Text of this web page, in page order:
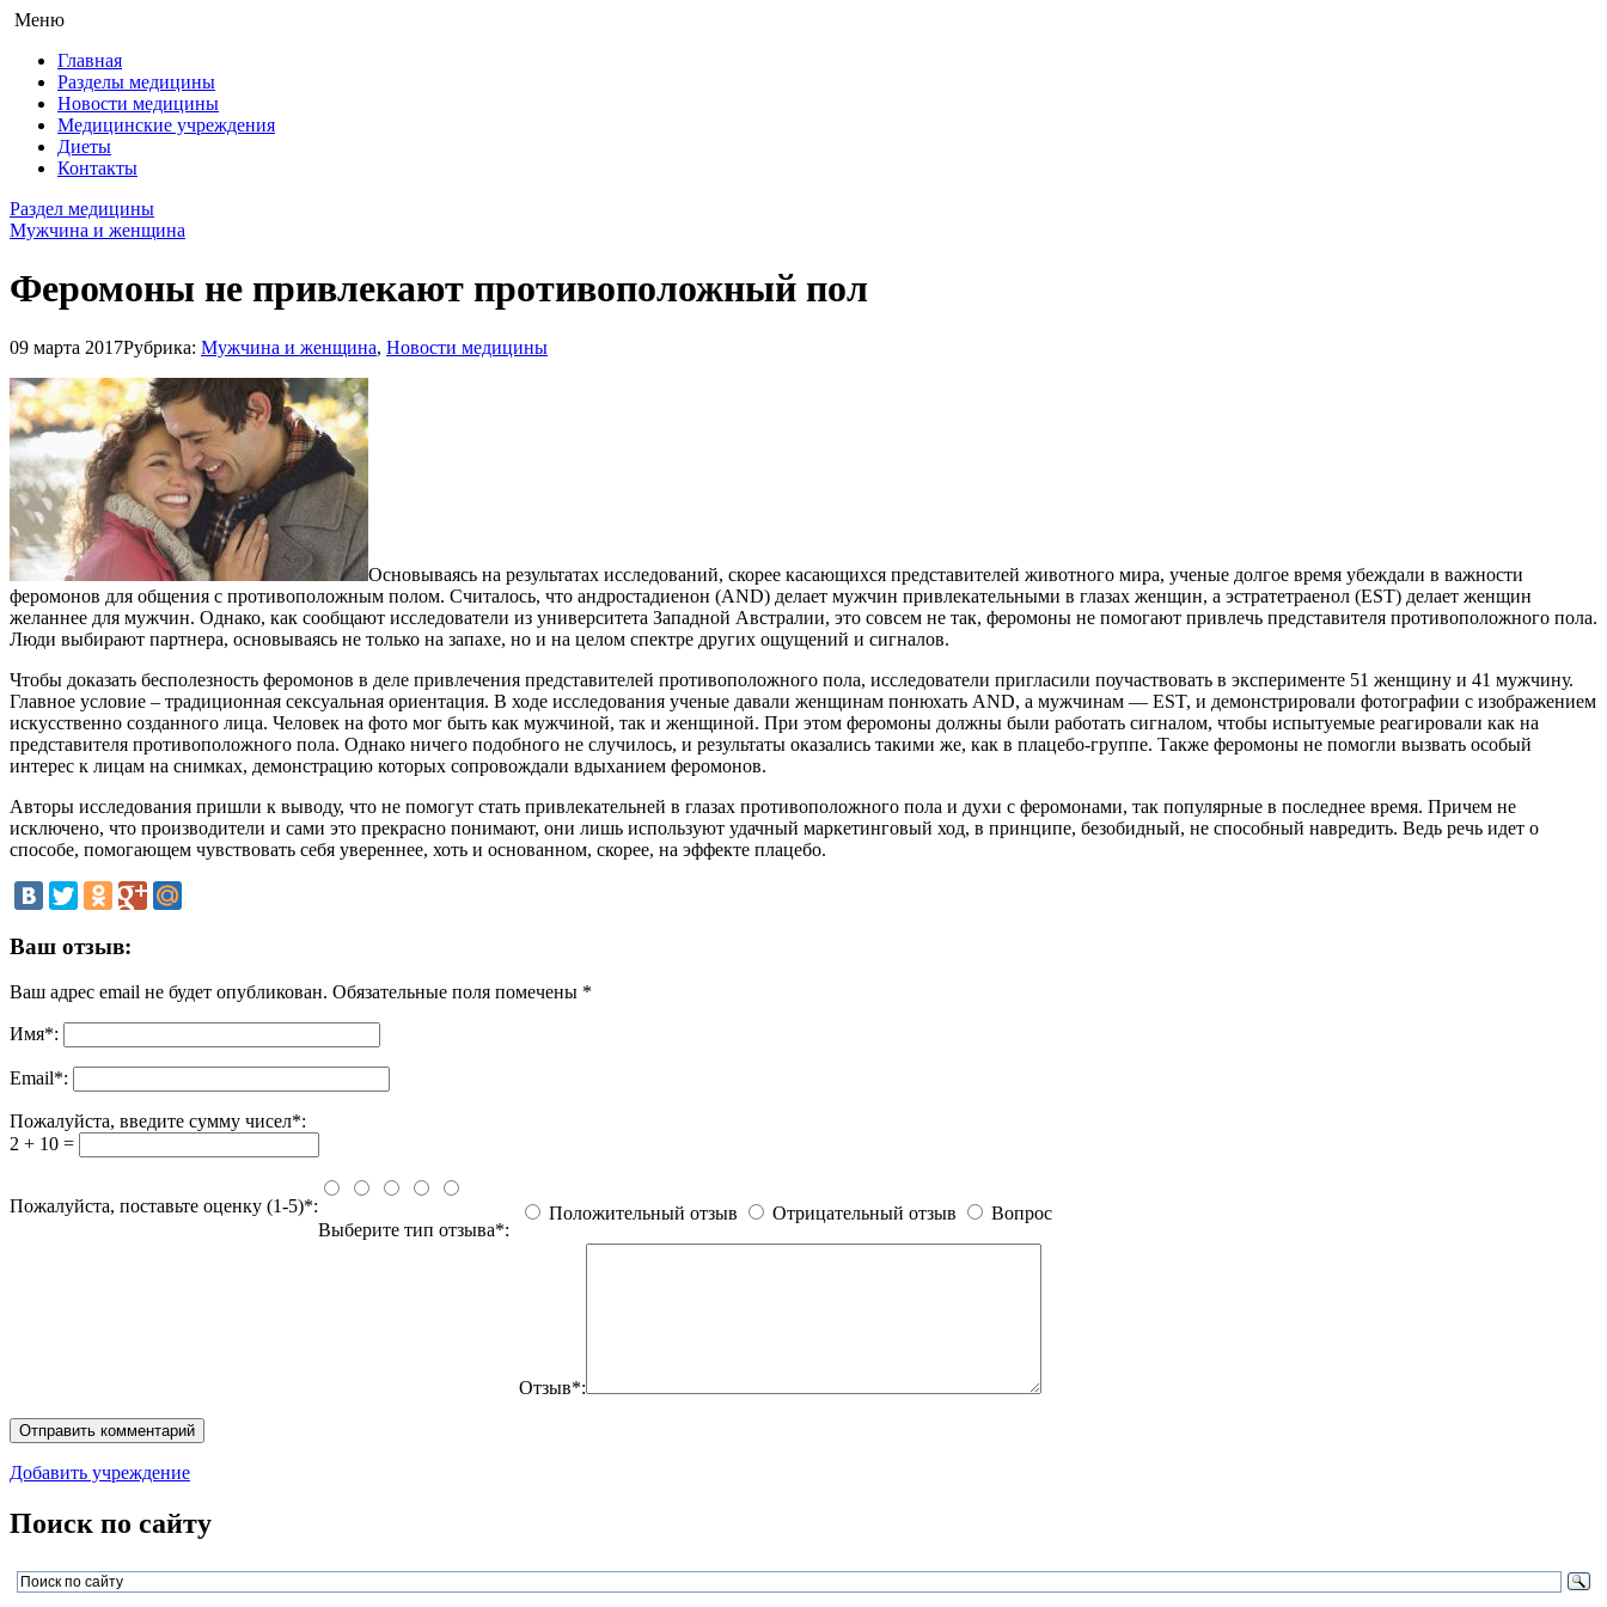
Меню
Главная
Разделы медицины
Новости медицины
Медицинские учреждения
Диеты
Контакты
Раздел медицины
Мужчина и женщина
Феромоны не привлекают противоположный пол
09 марта 2017Рубрика: Мужчина и женщина, Новости медицины
Основываясь на результатах исследований, скорее касающихся представителей животного мира, ученые долгое время убеждали в важности
феромонов для общения с противоположным полом. Считалось, что андростадиенон (AND) делает мужчин привлекательными в глазах женщин, а эстратетраенол (EST) делает женщин
желаннее для мужчин. Однако, как сообщают исследователи из университета Западной Австралии, это совсем не так, феромоны не помогают привлечь представителя противоположного пола.
Люди выбирают партнера, основываясь не только на запахе, но и на целом спектре других ощущений и сигналов.
Чтобы доказать бесполезность феромонов в деле привлечения представителей противоположного пола, исследователи пригласили поучаствовать в эксперименте 51 женщину и 41 мужчину.
Главное условие – традиционная сексуальная ориентация. В ходе исследования ученые давали женщинам понюхать AND, а мужчинам — EST, и демонстрировали фотографии с изображением
искусственно созданного лица. Человек на фото мог быть как мужчиной, так и женщиной. При этом феромоны должны были работать сигналом, чтобы испытуемые реагировали как на
представителя противоположного пола. Однако ничего подобного не случилось, и результаты оказались такими же, как в плацебо-группе. Также феромоны не помогли вызвать особый
интерес к лицам на снимках, демонстрацию которых сопровождали вдыханием феромонов.
Авторы исследования пришли к выводу, что не помогут стать привлекательней в глазах противоположного пола и духи с феромонами, так популярные в последнее время. Причем не
исключено, что производители и сами это прекрасно понимают, они лишь используют удачный маркетинговый ход, в принципе, безобидный, не способный навредить. Ведь речь идет о
способе, помогающем чувствовать себя увереннее, хоть и основанном, скорее, на эффекте плацебо.
Ваш отзыв:
Ваш адрес email не будет опубликован. Обязательные поля помечены *
Имя*:
Email*:
Пожалуйста, введите сумму чисел*:
2 + 10 =
Пожалуйста, поставьте оценку (1-5)*:
Выберите тип отзыва*:
Положительный отзыв Отрицательный отзыв Вопрос
Отзыв*:
Добавить учреждение
Поиск по сайту